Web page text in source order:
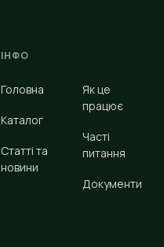
ІНФО
Головна
Каталог
Статті та
новини
Як це
працює
Часті
питання
Документи